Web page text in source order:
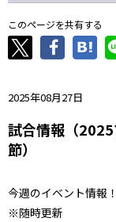
このページを共有する
2025年08月27日
試合情報（
節）
今週のイベント情報！
※随時更新